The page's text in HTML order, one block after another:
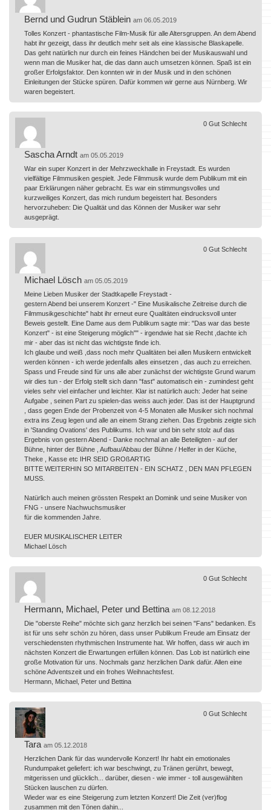
Bernd und Gudrun Stäblein am 06.05.2019
Tolles Konzert - phantastische Film-Musik für alle Altersgruppen. An dem Abend
habt ihr gezeigt, dass ihr deutlich mehr seit als eine klassische Blaskapelle.
Das geht natürlich nur durch ein feines Händchen bei der Musikauswahl und
wenn man die Musiker hat, die das dann auch umsetzen können. Spaß ist ein
großer Erfolgsfaktor. Den konnten wir in der Musik und in den schönen
Einleitungen der Stücke spüren. Dafür kommen wir gerne aus Nürnberg. Wir
waren begeistert.
Sascha Arndt am 05.05.2019
War ein super Konzert in der Mehrzweckhalle in Freystadt. Es wurden
vielfältige Filmmusiken gespielt. Jede Filmmusik wurde dem Publikum mit ein
paar Erklärungen näher gebracht. Es war ein stimmungsvolles und
kurzweiliges Konzert, das mich rundum begeistert hat. Besonders
hervorzuheben: Die Qualität und das Können der Musiker war sehr
ausgeprägt.
0 Gut Schlecht
Michael Lösch am 05.05.2019
Meine Lieben Musiker der Stadtkapelle Freystadt -
gestern Abend bei unserem Konzert -" Eine Musikalische Zeitreise durch die
Filmmusikgeschichte" habt ihr erneut eure Qualitäten eindrucksvoll unter
Beweis gestellt. Eine Dame aus dem Publikum sagte mir: "Das war das beste
Konzert" - ist eine Steigerung möglich"" - irgendwie hat sie Recht ,dachte ich
mir - aber das ist nicht das wichtigste finde ich.
Ich glaube und weiß ,dass noch mehr Qualitäten bei allen Musikern entwickelt
werden können - ich werde jedenfalls alles einsetzen , das auch zu erreichen.
Spass und Freude sind für uns alle aber zunächst der wichtigste Grund warum
wir dies tun - der Erfolg stellt sich dann "fast" automatisch ein - zumindest geht
vieles sehr viel einfacher und leichter. Klar ist natürlich auch: Jeder hat seine
Aufgabe , seinen Part zu spielen-das weiss auch jeder. Das ist der Hauptgrund
, dass gegen Ende der Probenzeit von 4-5 Monaten alle Musiker sich nochmal
extra ins Zeug legen und alle an einem Strang ziehen. Das Ergebnis zeigte sich
in 'Standing Ovations' des Publikums. Ich war und bin sehr stolz auf das
Ergebnis von gestern Abend - Danke nochmal an alle Beteiligten - auf der
Bühne, hinter der Bühne , Aufbau/Abbau der Bühne / Helfer in der Küche,
Theke , Kasse etc IHR SEID GROßARTIG
BITTE WEITERHIN SO MITARBEITEN - EIN SCHATZ , DEN MAN PFLEGEN
MUSS.
Natürlich auch meinen grössten Respekt an Dominik und seine Musiker von
FNG - unsere Nachwuchsmusiker
für die kommenden Jahre.
EUER MUSIKALISCHER LEITER
Michael Lösch
0 Gut Schlecht
Hermann, Michael, Peter und Bettina am 08.12.2018
Die "oberste Reihe" möchte sich ganz herzlich bei seinen "Fans" bedanken. Es
ist für uns sehr schön zu hören, dass unser Publikum Freude am Einsatz der
verschiedensten rhythmischen Instrumente hat. Wir hoffen, dass wir auch im
nächsten Konzert die Erwartungen erfüllen können. Das Lob ist natürlich eine
große Motivation für uns. Nochmals ganz herzlichen Dank dafür. Allen eine
schöne Adventszeit und ein frohes Weihnachtsfest.
Hermann, Michael, Peter und Bettina
0 Gut Schlecht
Tara am 05.12.2018
Herzlichen Dank für das wundervolle Konzert! Ihr habt ein emotionales
Rundumpaket geliefert: ich war beschwingt, zu Tränen gerührt, bewegt,
mitgerissen und glücklich... darüber, diesen - wie immer - toll ausgewählten
Stücken lauschen zu dürfen.
Wieder war es eine Steigerung zum letzten Konzert! Die Zeit (ver)flog
zusammen mit den Tönen dahin...
0 Gut Schlecht